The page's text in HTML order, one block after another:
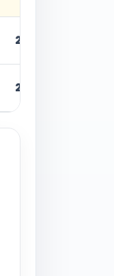
24,32 € inkl.
24,32 € inkl.